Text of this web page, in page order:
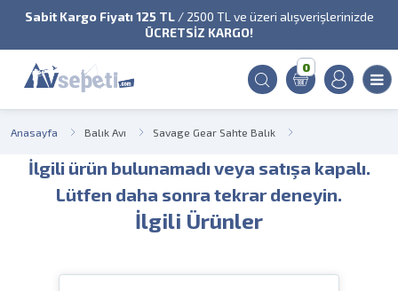
Sabit Kargo Fiyatı 125 TL/ 2500 TL ve üzeri alışverişlerinizde
ÜCRETSİZ KARGO!
0
Anasayfa Balık Avı Savage Gear Sahte Balık
İlgili ürün bulunamadı veya satışa kapalı.
Lütfen daha sonra tekrar deneyin.
İlgili Ürünler